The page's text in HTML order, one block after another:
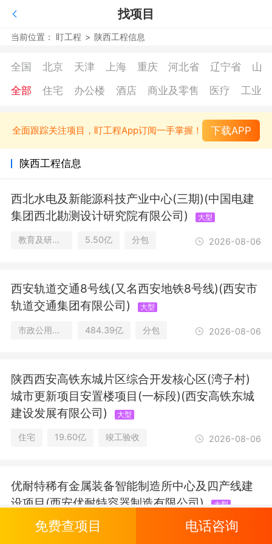
找项目
当前位置： 盯工程 > 陕西工程信息
全国 北京 天津 上海 重庆 河北省 辽宁省
山
全部
住宅 办公楼 酒店 商业及零售 医疗 工业
全面跟踪关注项目，盯工程App订阅一手掌握！ 下载APP
陕西工程信息
西北水电及新能源科技产业中心(三期)(中国电建
集团西北勘测设计研究院有限公司)
大型
教育及研究设施/办公楼 5.50亿 分包 2026-08-06
西安轨道交通8号线(又名西安地铁8号线)(西安市
轨道交通集团有限公司)
大型
市政公用设施 484.39亿 分包 2026-08-06
陕西西安高铁东城片区综合开发核心区(湾子村)
城市更新项目安置楼项目(一标段)(西安高铁东城
建设发展有限公司)
大型
住宅 19.60亿 竣工验收 2026-08-06
优耐特稀有金属装备智能制造所中心及四产线建
设项目(西安优耐特容器制造有限公司)
大型
工业/办公楼/教育及研究设施 12.20亿 2026-08-06
免费查项目 电话咨询